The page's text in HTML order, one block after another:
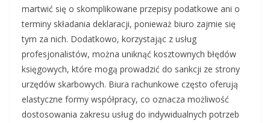
martwić się o skomplikowane przepisy podatkowe ani o
terminy składania deklaracji, ponieważ biuro zajmie się
tym za nich. Dodatkowo, korzystając z usług
profesjonalistów, można uniknąć kosztownych błędów
księgowych, które mogą prowadzić do sankcji ze strony
urzędów skarbowych. Biura rachunkowe często oferują
elastyczne formy współpracy, co oznacza możliwość
dostosowania zakresu usług do indywidualnych potrzeb